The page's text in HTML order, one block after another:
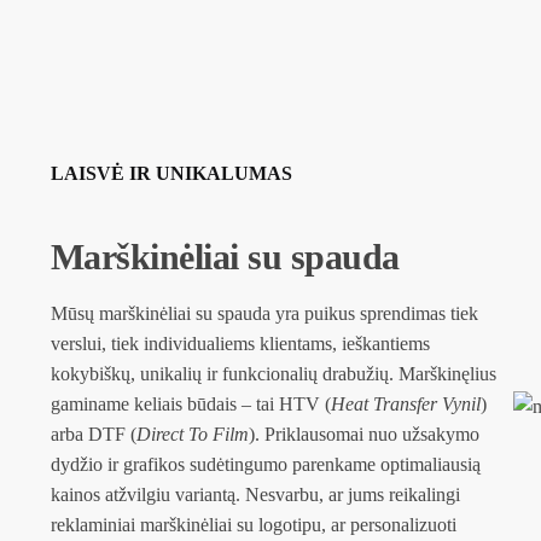
LAISVĖ IR UNIKALUMAS
Marškinėliai su spauda
Mūsų marškinėliai su spauda yra puikus sprendimas tiek
verslui, tiek individualiems klientams, ieškantiems
kokybiškų, unikalių ir funkcionalių drabužių. Marškinęlius
gaminame keliais būdais – tai HTV (Heat Transfer Vynil)
arba DTF (Direct To Film). Priklausomai nuo užsakymo
dydžio ir grafikos sudėtingumo parenkame optimaliausią
kainos atžvilgiu variantą. Nesvarbu, ar jums reikalingi
reklaminiai marškinėliai su logotipu, ar personalizuoti